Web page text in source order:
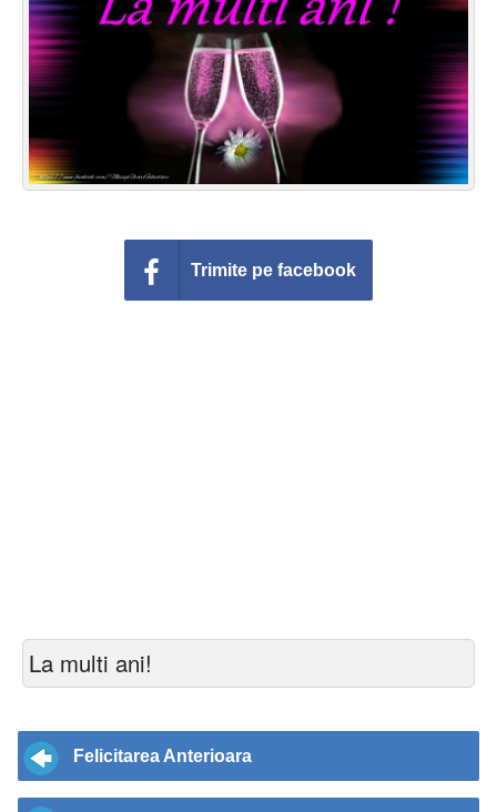
Felicitari zile saptamana
Felicitari muzicale
Felicitari muzicale personalizate
Felicitari animate
Conecteaza-te
Trimite pe facebook
La multi ani!
Felicitarea Anterioara